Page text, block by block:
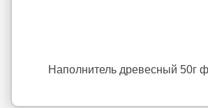
Наполнитель древесный 50г